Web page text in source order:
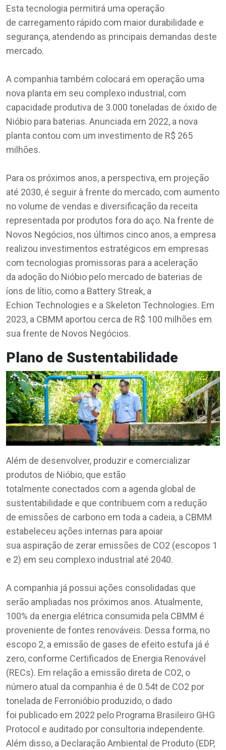
Esta tecnologia permitirá uma operação
de carregamento rápido com maior durabilidade e
segurança, atendendo as principais demandas deste
mercado.
A companhia também colocará em operação uma
nova planta em seu complexo industrial, com
capacidade produtiva de 3.000 toneladas de óxido de
Nióbio para baterias. Anunciada em 2022, a nova
planta contou com um investimento de R$ 265
milhões.
Para os próximos anos, a perspectiva, em projeção
até 2030, é seguir à frente do mercado, com aumento
no volume de vendas e diversificação da receita
representada por produtos fora do aço. Na frente de
Novos Negócios, nos últimos cinco anos, a empresa
realizou investimentos estratégicos em empresas
com tecnologias promissoras para a aceleração
da adoção do Nióbio pelo mercado de baterias de
íons de lítio, como a Battery Streak, a
Echion Technologies e a Skeleton Technologies. Em
2023, a CBMM aportou cerca de R$ 100 milhões em
sua frente de Novos Negócios.
Plano de Sustentabilidade
Além de desenvolver, produzir e comercializar
produtos de Nióbio, que estão
totalmente conectados com a agenda global de
sustentabilidade e que contribuem com a redução
de emissões de carbono em toda a cadeia, a CBMM
estabeleceu ações internas para apoiar
sua aspiração de zerar emissões de CO2 (escopos 1
e 2) em seu complexo industrial até 2040.
A companhia já possui ações consolidadas que
serão ampliadas nos próximos anos. Atualmente,
100% da energia elétrica consumida pela CBMM é
proveniente de fontes renováveis. Dessa forma, no
escopo 2, a emissão de gases de efeito estufa já é
zero, conforme Certificados de Energia Renovável
(RECs). Em relação a emissão direta de CO2, o
número atual da companhia é de 0.54t de CO2 por
tonelada de Ferronióbio produzido, o dado
foi publicado em 2022 pelo Programa Brasileiro GHG
Protocol e auditado por consultoria independente.
Além disso, a Declaração Ambiental de Produto (EDP,